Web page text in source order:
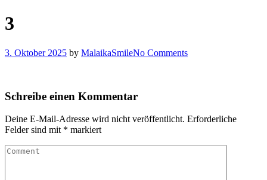
3
3. Oktober 2025 by MalaikaSmileNo Comments
Schreibe einen Kommentar
Deine E-Mail-Adresse wird nicht veröffentlicht. Erforderliche
Felder sind mit * markiert